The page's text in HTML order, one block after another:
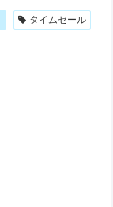
タイムセール